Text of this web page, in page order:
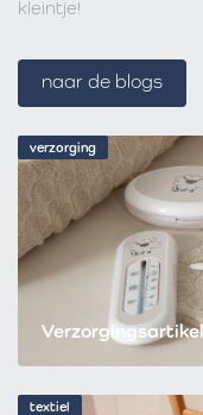
verzorging
textiel
kleintje!
naar de blogs